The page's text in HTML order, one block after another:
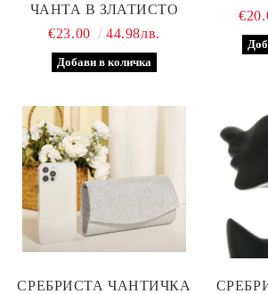
ЧАНТА В ЗЛАТИСТО
€23.00
44.98лв.
СРЕБРИСТА ЧАНТИЧКА